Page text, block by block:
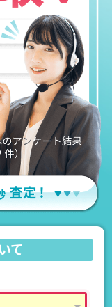
て